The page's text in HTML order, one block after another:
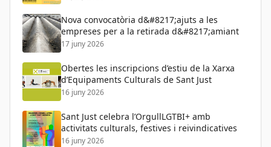
Nova convocatòria d&#8217;ajuts a les
empreses per a la retirada d&#8217;amiant
17 juny 2026
Obertes les inscripcions d’estiu de la Xarxa
d’Equipaments Culturals de Sant Just
16 juny 2026
Sant Just celebra l’OrgullLGTBI+ amb
activitats culturals, festives i reivindicatives
16 juny 2026